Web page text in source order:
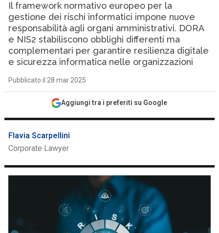
Il framework normativo europeo per la
gestione dei rischi informatici impone nuove
responsabilità agli organi amministrativi. DORA
e NIS2 stabiliscono obblighi differenti ma
complementari per garantire resilienza digitale
e sicurezza informatica nelle organizzazioni
Pubblicato il 28 mar 2025
Aggiungi tra i preferiti su Google
Flavia Scarpellini
Corporate Lawyer